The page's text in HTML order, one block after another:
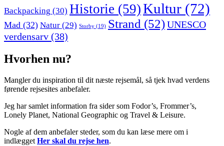
Backpacking (30) Historie (59)Kultur (72)
Mad (32) Natur (29) Storby (19) Strand (52)UNESCO
verdensarv (38)
Hvorhen nu?
Mangler du inspiration til dit næste rejsemål, så tjek hvad verdens
førende rejsesites anbefaler.
Jeg har samlet information fra sider som Fodor’s, Frommer’s,
Lonely Planet, National Geographic og Travel & Leisure.
Nogle af dem anbefaler steder, som du kan læse mere om i
indlægget Her skal du rejse hen.